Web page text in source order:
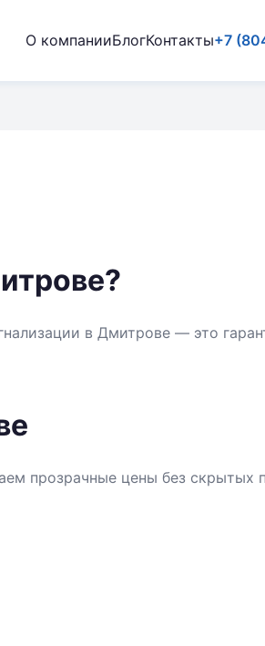
О компанииБлогКонтакты+7
в Дмитрове — это
прозрачные цены без скрытых